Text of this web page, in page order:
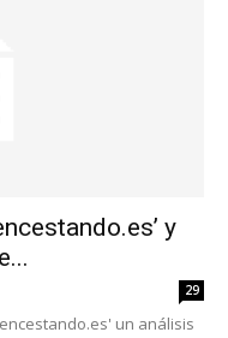
y
29
un análisis